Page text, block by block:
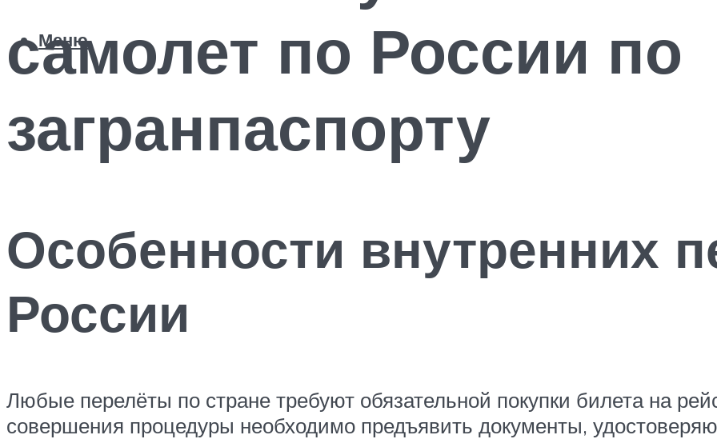
Меню
самолет по России по
загранпаспорту
Особенности внутренних
России
Любые перелёты по стране требуют обязательной покупки билета на
совершения процедуры необходимо предъявить документы,